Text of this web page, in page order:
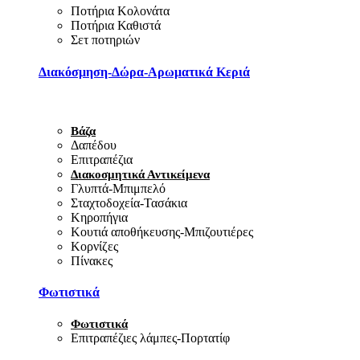
Ποτήρια Κολονάτα
Ποτήρια Καθιστά
Σετ ποτηριών
Διακόσμηση-Δώρα-Αρωματικά Κεριά
Βάζα
Δαπέδου
Επιτραπέζια
Διακοσμητικά Αντικείμενα
Γλυπτά-Μπιμπελό
Σταχτοδοχεία-Τασάκια
Κηροπήγια
Κουτιά αποθήκευσης-Μπιζουτιέρες
Κορνίζες
Πίνακες
Φωτιστικά
Φωτιστικά
Επιτραπέζιες λάμπες-Πορτατίφ